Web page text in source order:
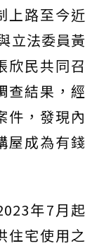
上路至今近
立法委員黃
欣民共同召
查結果，經
件，發現內
屋成為有錢
年7月起
住宅使用之